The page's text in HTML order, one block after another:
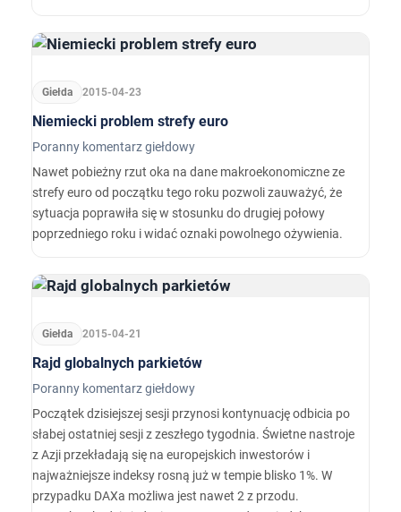
Giełda 2015-04-23
Niemiecki problem strefy euro
Poranny komentarz giełdowy
Nawet pobieżny rzut oka na dane makroekonomiczne ze
strefy euro od początku tego roku pozwoli zauważyć, że
sytuacja poprawiła się w stosunku do drugiej połowy
poprzedniego roku i widać oznaki powolnego ożywienia.
Giełda 2015-04-21
Rajd globalnych parkietów
Poranny komentarz giełdowy
Początek dzisiejszej sesji przynosi kontynuację odbicia po
słabej ostatniej sesji z zeszłego tygodnia. Świetne nastroje
z Azji przekładają się na europejskich inwestorów i
najważniejsze indeksy rosną już w tempie blisko 1%. W
przypadku DAXa możliwa jest nawet 2 z przodu.